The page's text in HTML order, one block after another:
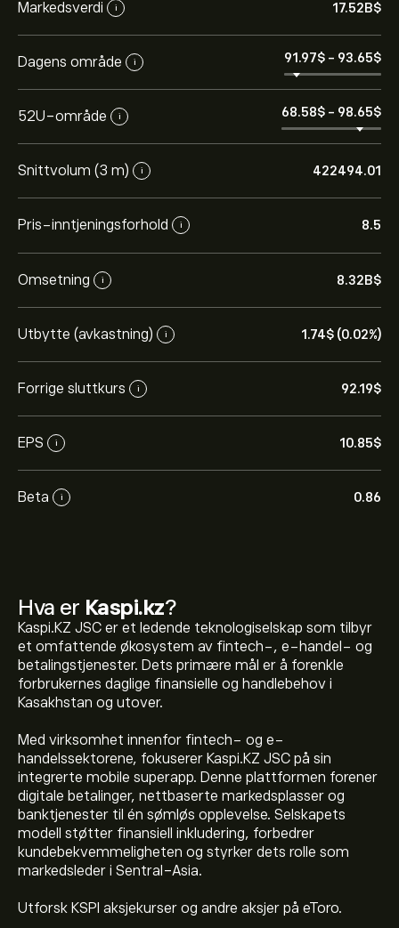
Markedsverdi i 17.52B‎$‎
Dagens område i 91.97‎$‎ - 93.65‎$‎
52U-område i 68.58‎$‎ - 98.65‎$‎
Snittvolum (3 m) i 422494.01
Pris-inntjeningsforhold i 8.5
Omsetning i 8.32B‎$‎
Utbytte (avkastning) i 1.74‎$‎ (0.02%)
Forrige sluttkurs i 92.19‎$‎
EPS i 10.85‎$‎
Beta i 0.86
Hva er Kaspi.kz?
Kaspi.KZ JSC er et ledende teknologiselskap som tilbyr
et omfattende økosystem av fintech-, e-handel- og
betalingstjenester. Dets primære mål er å forenkle
forbrukernes daglige finansielle og handlebehov i
Kasakhstan og utover.
Med virksomhet innenfor fintech- og e-
handelssektorene, fokuserer Kaspi.KZ JSC på sin
integrerte mobile superapp. Denne plattformen forener
digitale betalinger, nettbaserte markedsplasser og
banktjenester til én sømløs opplevelse. Selskapets
modell støtter finansiell inkludering, forbedrer
kundebekvemmeligheten og styrker dets rolle som
markedsleder i Sentral-Asia.
Utforsk KSPI aksjekurser og andre aksjer på eToro.